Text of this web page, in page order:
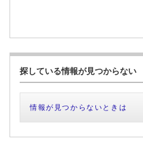
探している情報が見つからない
情報が見つからないときは